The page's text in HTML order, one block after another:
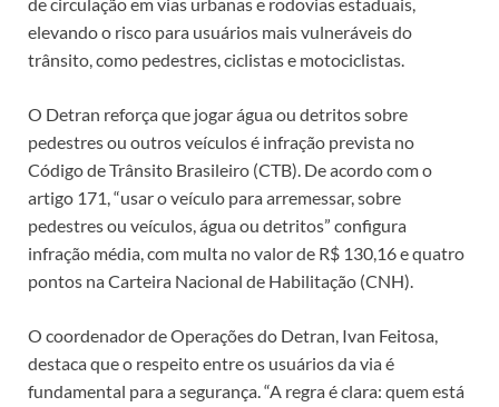
elevando o risco para usuários mais vulneráveis do
trânsito, como pedestres, ciclistas e motociclistas.
O Detran reforça que jogar água ou detritos sobre
pedestres ou outros veículos é infração prevista no
Código de Trânsito Brasileiro (CTB). De acordo com o
artigo 171, “usar o veículo para arremessar, sobre
pedestres ou veículos, água ou detritos” configura
infração média, com multa no valor de R$ 130,16 e quatro
pontos na Carteira Nacional de Habilitação (CNH).
O coordenador de Operações do Detran, Ivan Feitosa,
destaca que o respeito entre os usuários da via é
fundamental para a segurança. “A regra é clara: quem está